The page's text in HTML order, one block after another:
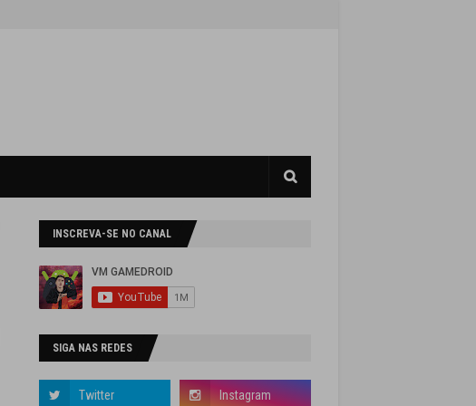
INSCREVA-SE NO CANAL
SIGA NAS REDES